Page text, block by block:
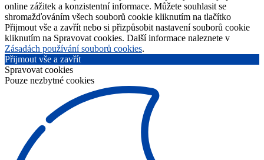
online zážitek a konzistentní informace. Můžete souhlasit se
shromažďováním všech souborů cookie kliknutím na tlačítko
Přijmout vše a zavřít nebo si přizpůsobit nastavení souborů cookie
kliknutím na Spravovat cookies. Další informace naleznete v
Zásadách používání souborů cookies.
Přijmout vše a zavřít
Spravovat cookies
Pouze nezbytné cookies